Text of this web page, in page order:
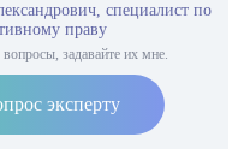
специалист по
праву
задавайте их мне.
эксперту